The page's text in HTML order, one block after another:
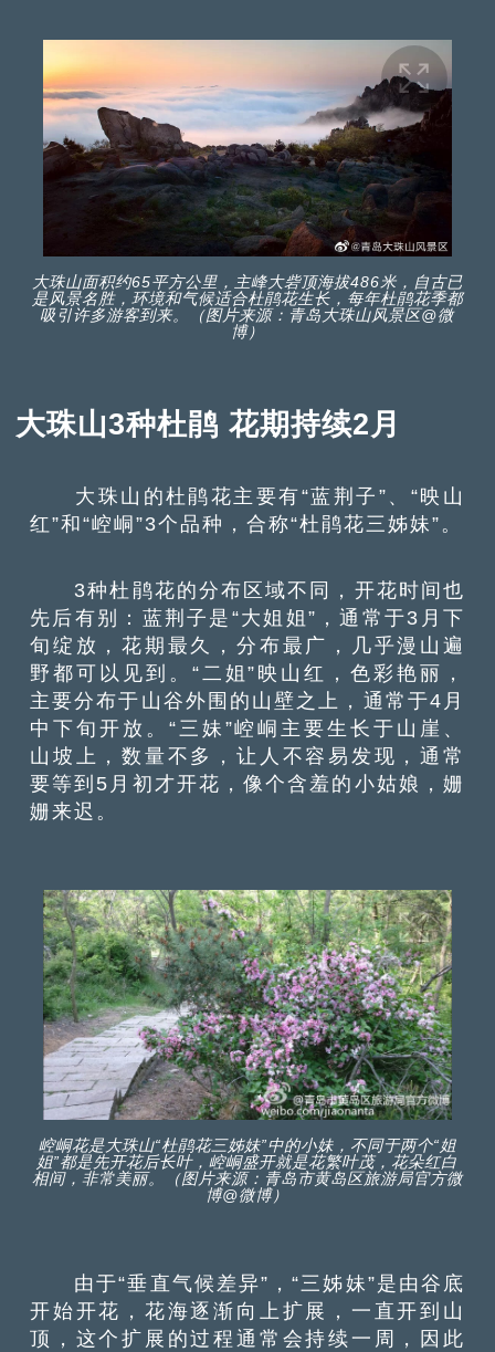
大珠山面积约65平方公里，主峰大砦顶海拔486米，自古已
是风景名胜，环境和气候适合杜鹃花生长，每年杜鹃花季都
吸引许多游客到来。（图片来源：青岛大珠山风景区@微
博）
大珠山3种杜鹃 花期持续2月
大珠山的杜鹃花主要有“蓝荆子”、“映山
红”和“崆峒”3个品种，合称“杜鹃花三姊妹”。
3种杜鹃花的分布区域不同，开花时间也
先后有别：蓝荆子是“大姐姐”，通常于3月下
旬绽放，花期最久，分布最广，几乎漫山遍
野都可以见到。“二姐”映山红，色彩艳丽，
主要分布于山谷外围的山壁之上，通常于4月
中下旬开放。“三妹”崆峒主要生长于山崖、
山坡上，数量不多，让人不容易发现，通常
要等到5月初才开花，像个含羞的小姑娘，姗
姗来迟。
崆峒花是大珠山“杜鹃花三姊妹”中的小妹，不同于两个“姐
姐”都是先开花后长叶，崆峒盛开就是花繁叶茂，花朵红白
相间，非常美丽。（图片来源：青岛市黄岛区旅游局官方微
博@微博）
由于“垂直气候差异”，“三姊妹”是由谷底
开始开花，花海逐渐向上扩展，一直开到山
顶，这个扩展的过程通常会持续一周，因此